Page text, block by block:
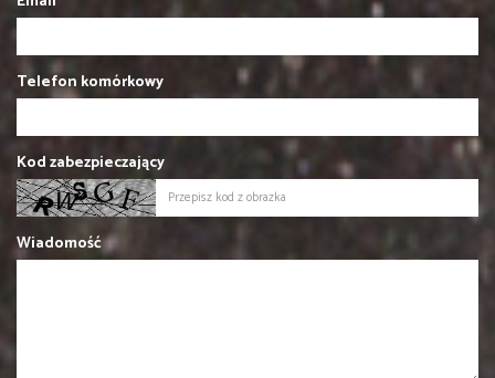
Telefon komórkowy
Kod zabezpieczający
Wiadomość